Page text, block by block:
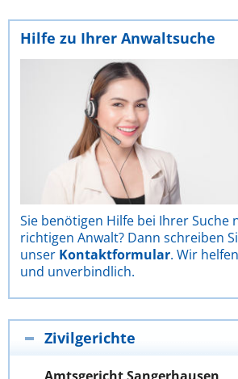
Hilfe zu Ihrer Anwaltsuche
Sie benötigen Hilfe bei Ihrer Suche
richtigen Anwalt? Dann schreiben
unser Kontaktformular. Wir
und unverbindlich.
Zivilgerichte